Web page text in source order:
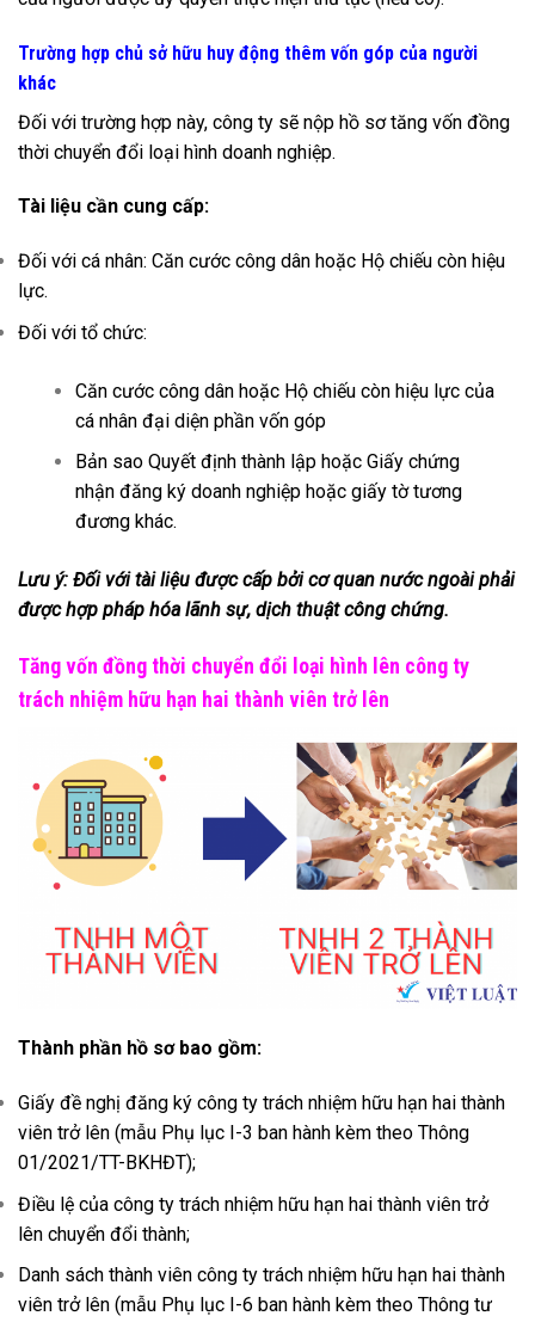
Trường hợp chủ sở hữu huy động thêm vốn góp của người
khác
Đối với trường hợp này, công ty sẽ nộp hồ sơ tăng vốn đồng
thời chuyển đổi loại hình doanh nghiệp.
Tài liệu cần cung cấp:
Đối với cá nhân: Căn cước công dân hoặc Hộ chiếu còn hiệu
lực.
Đối với tổ chức:
Căn cước công dân hoặc Hộ chiếu còn hiệu lực của
cá nhân đại diện phần vốn góp
Bản sao Quyết định thành lập hoặc Giấy chứng
nhận đăng ký doanh nghiệp hoặc giấy tờ tương
đương khác.
Lưu ý: Đối với tài liệu được cấp bởi cơ quan nước ngoài phải
được hợp pháp hóa lãnh sự, dịch thuật công chứng.
Tăng vốn đồng thời chuyển đổi loại hình lên công ty
trách nhiệm hữu hạn hai thành viên trở lên
Thành phần hồ sơ bao gồm:
Giấy đề nghị đăng ký công ty trách nhiệm hữu hạn hai thành
viên trở lên (mẫu Phụ lục I-3 ban hành kèm theo Thông
01/2021/TT-BKHĐT);
Điều lệ của công ty trách nhiệm hữu hạn hai thành viên trở
lên chuyển đổi thành;
Danh sách thành viên công ty trách nhiệm hữu hạn hai thành
viên trở lên (mẫu Phụ lục I-6 ban hành kèm theo Thông tư